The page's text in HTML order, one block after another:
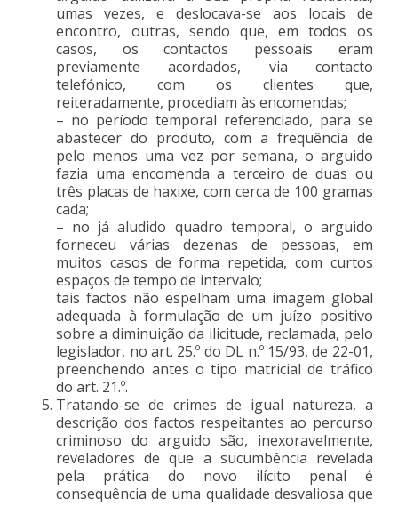
umas vezes, e deslocava-se aos locais de
encontro, outras, sendo que, em todos os
casos, os contactos pessoais eram
previamente acordados, via contacto
telefónico, com os clientes que,
reiteradamente, procediam às encomendas;
– no período temporal referenciado, para se
abastecer do produto, com a frequência de
pelo menos uma vez por semana, o arguido
fazia uma encomenda a terceiro de duas ou
três placas de haxixe, com cerca de 100 gramas
cada;
– no já aludido quadro temporal, o arguido
forneceu várias dezenas de pessoas, em
muitos casos de forma repetida, com curtos
espaços de tempo de intervalo;
tais factos não espelham uma imagem global
adequada à formulação de um juízo positivo
sobre a diminuição da ilicitude, reclamada, pelo
legislador, no art. 25.º do DL n.º 15/93, de 22-01,
preenchendo antes o tipo matricial de tráfico
do art. 21.º.
Tratando-se de crimes de igual natureza, a
descrição dos factos respeitantes ao percurso
criminoso do arguido são, inexoravelmente,
reveladores de que a sucumbência revelada
pela prática do novo ilícito penal é
consequência de uma qualidade desvaliosa que